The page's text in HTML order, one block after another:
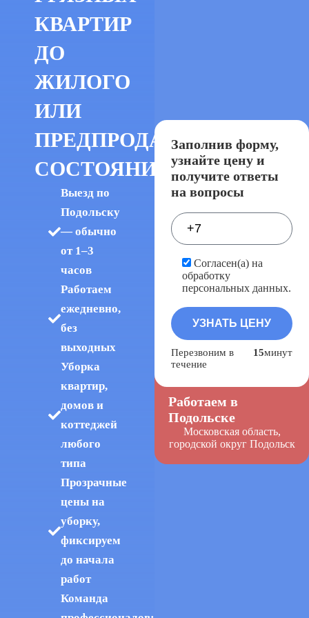
КВАРТИР
ДО
ЖИЛОГО
ИЛИ
ПРЕДПРОДАЖНОГО
СОСТОЯНИЯ
Выезд по
Подольску
— обычно
от 1–3
часов
Работаем
ежедневно,
без
выходных
Уборка
квартир,
домов и
коттеджей
любого
типа
Прозрачные
цены на
уборку,
фиксируем
до начала
работ
Команда
Заполнив форму,
узнайте цену и
получите ответы
на вопросы
Согласен(а) на
обработку
персональных данных.
Перезвоним в
течение
15минут
Работаем в
Подольске
Московская область,
городской округ Подольск